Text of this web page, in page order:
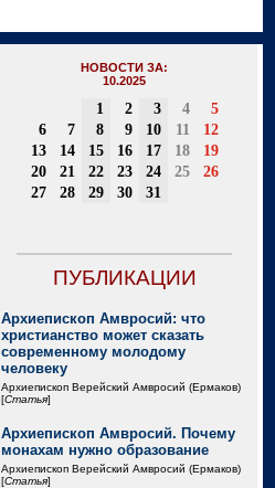
НОВОСТИ ЗА:
10.2025
1 2 3 4
5
6
7 8 9 10 11
12
13
14 15 16 17 18
19
20
21 22 23 24 25
26
27
28 29 30 31
ПУБЛИКАЦИИ
Архиепископ Амвросий: что
христианство может сказать
современному молодому
человеку
Архиепископ Верейский Амвросий (Ермаков)
[Статья]
Архиепископ Амвросий. Почему
монахам нужно образование
Архиепископ Верейский Амвросий (Ермаков)
[Статья]